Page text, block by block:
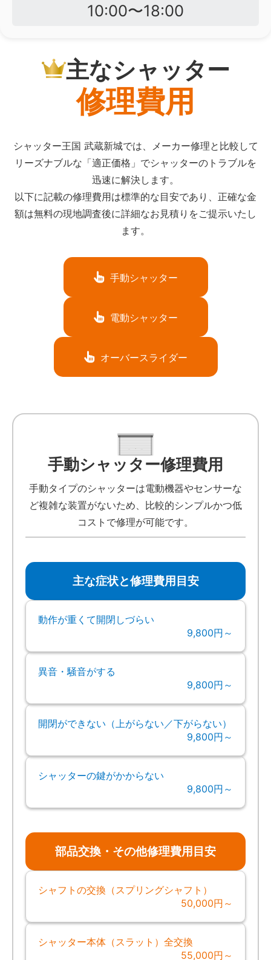
10:00〜18:00
主なシャッター
修理費用
シャッター王国 武蔵新城では、メーカー修理と比較して
リーズナブルな「適正価格」でシャッターのトラブルを
迅速に解決します。
以下に記載の修理費用は標準的な目安であり、正確な金
額は無料の現地調査後に詳細なお見積りをご提示いたし
ます。
手動シャッター
電動シャッター
オーバースライダー
手動シャッター修理費用
手動タイプのシャッターは電動機器やセンサーな
ど複雑な装置がないため、比較的シンプルかつ低
コストで修理が可能です。
主な症状と修理費用目安
動作が重くて開閉しづらい
9,800円～
異音・騒音がする
9,800円～
開閉ができない（上がらない／下がらない）
9,800円～
シャッターの鍵がかからない
9,800円～
部品交換・その他修理費用目安
シャフトの交換（スプリングシャフト）
50,000円～
シャッター本体（スラット）全交換
55,000円～